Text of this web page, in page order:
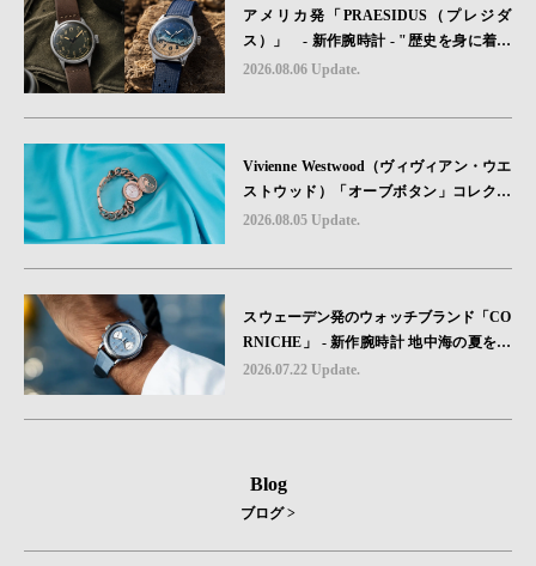
アメリカ発「PRAESIDUS（プレジダ
ス）」 - 新作腕時計 - "歴史を身に着け
る“ -戦場を駆け抜けたWillys MBのボンネ
砂を文字盤に閉じ込めた「A-11」コレク
2026.08.06 Update.
Vivienne Westwood（ヴィヴィアン・ウエ
ストウッド）「オーブボタン」コレクシ
ョンに、⽇本限定カラーのローズゴール
2026.08.05 Update.
スウェーデン発のウォッチブランド「CO
RNICHE」 - 新作腕時計 地中海の夏を映
す、爽やかなブルーダイヤル「Heritage C
2026.07.22 Update.
Blog
ブログ >